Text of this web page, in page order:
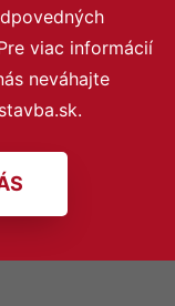
viac informácií
neváhajte